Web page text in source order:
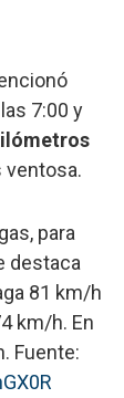
7:00 y
ventosa.
para
destaca
81 km/h
km/h. En
Fuente: